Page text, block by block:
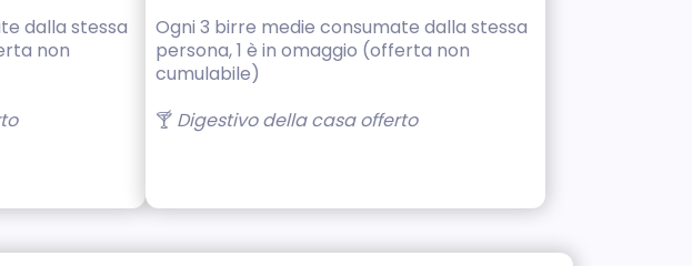
dalla stessa
non
Ogni 3 birre medie consumate dalla stessa
persona, 1 è in omaggio (offerta non
cumulabile)
🍸 Digestivo della casa offerto